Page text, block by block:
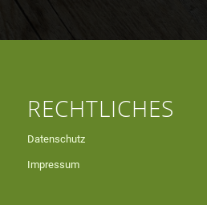
RECHTLICHES
Datenschutz
Impressum